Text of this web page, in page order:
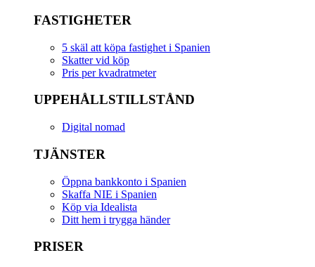
FASTIGHETER
5 skäl att köpa fastighet i Spanien
Skatter vid köp
Pris per kvadratmeter
UPPEHÅLLSTILLSTÅND
Digital nomad
TJÄNSTER
Öppna bankkonto i Spanien
Skaffa NIE i Spanien
Köp via Idealista
Ditt hem i trygga händer
PRISER